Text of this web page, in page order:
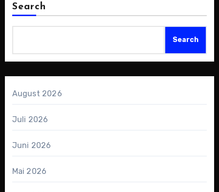
Search
Search
August 2026
Juli 2026
Juni 2026
Mai 2026